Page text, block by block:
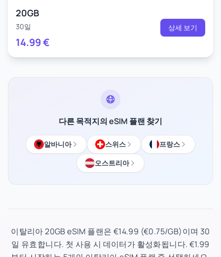
20GB
30일
14.99€
상세 보기
다른 목적지의 eSIM 플랜 찾기
알바니아 스위스
프랑스
오스트리아
이탈리아 20GB eSIM 플랜은 €14.99 (€0.75/GB)이며 30
일 유효합니다. 첫 사용 시 데이터가 활성화됩니다. €1.99